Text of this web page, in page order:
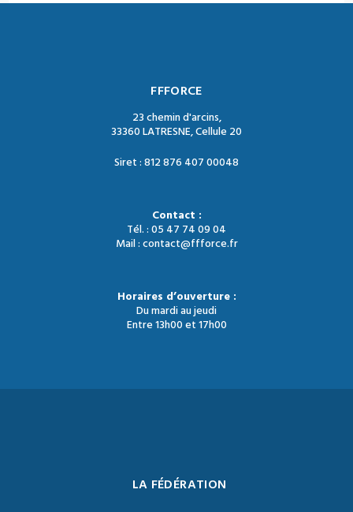
FFFORCE
23 chemin d'arcins,
33360 LATRESNE, Cellule 20
Siret : 812 876 407 00048
Contact :
Tél. : 05 47 74 09 04
Mail : contact@ffforce.fr
Horaires d’ouverture :
Du mardi au jeudi
Entre 13h00 et 17h00
LA FÉDÉRATION